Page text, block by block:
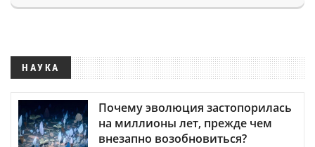
НАУКА
Почему эволюция застопорилась
на миллионы лет, прежде чем
внезапно возобновиться?